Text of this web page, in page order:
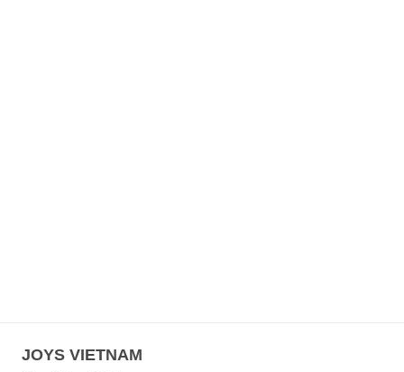
JOYS VIETNAM